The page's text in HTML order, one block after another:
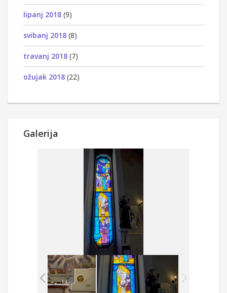
lipanj 2018 (9)
svibanj 2018 (8)
travanj 2018 (7)
ožujak 2018 (22)
Galerija